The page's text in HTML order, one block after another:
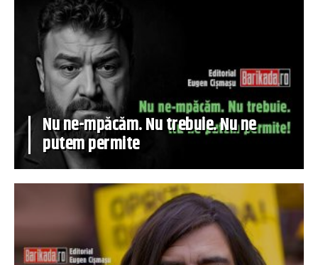
Nu ne-mpăcăm. Nu trebuie. Nu ne
putem permite